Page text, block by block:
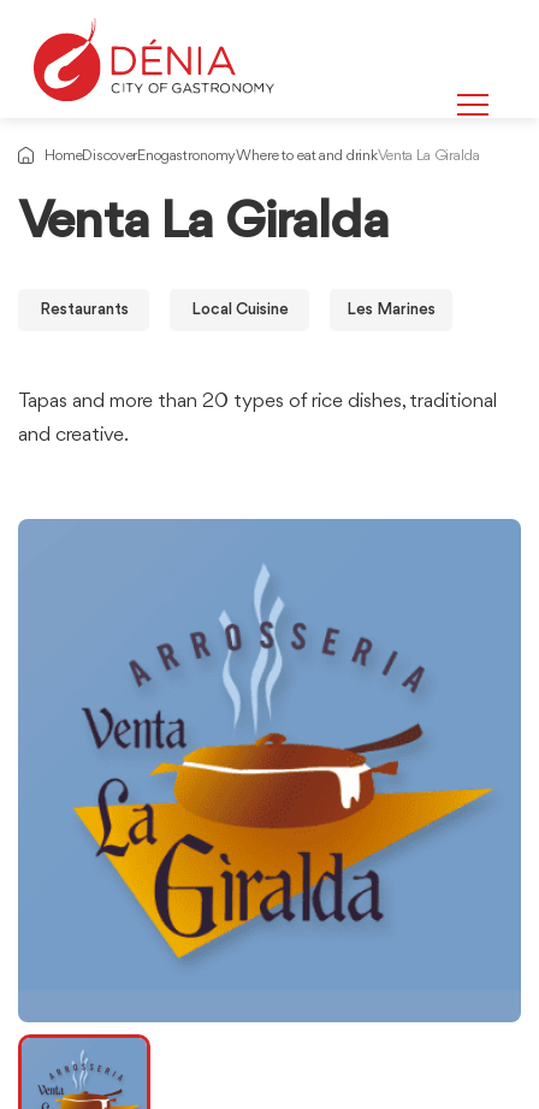
HomeDiscoverEnogastronomyWhere to eat and drinkVenta La Giralda
Venta La Giralda
Restaurants Local Cuisine Les Marines
Tapas and more than 20 types of rice dishes, traditional
and creative.